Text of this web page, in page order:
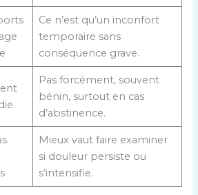
Ce n’est qu’un inconfort
temporaire sans
conséquence grave.
Pas forcément, souvent
bénin, surtout en cas
d’abstinence.
Mieux vaut faire examiner
si douleur persiste ou
s’intensifie.